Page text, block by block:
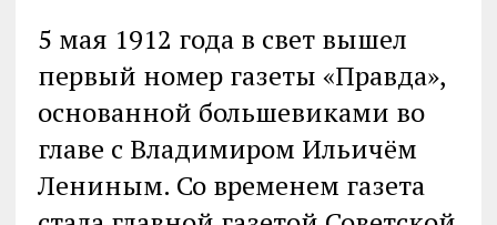
5 мая 1912 года в свет вышел
первый номер газеты «Правда»,
основанной большевиками во
главе с Владимиром Ильичём
Лениным. Со временем газета